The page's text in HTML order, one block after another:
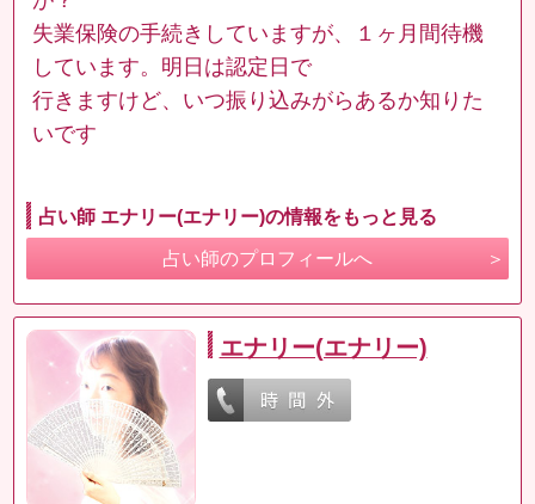
失業保険の手続きしていますが、１ヶ月間待機
しています。明日は認定日で
行きますけど、いつ振り込みがらあるか知りた
いです
占い師 エナリー(エナリー)の情報をもっと見る
占い師のプロフィールへ
エナリー(エナリー)